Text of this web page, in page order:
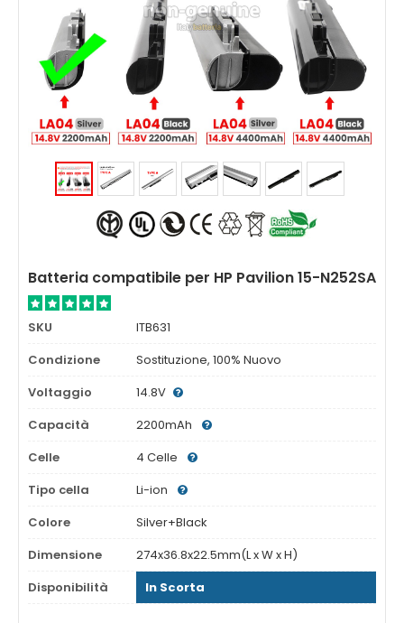
Batteria compatibile per HP Pavilion 15-N252SA
SKU
ITB631
Condizione
Sostituzione, 100% Nuovo
Voltaggio
14.8V
Capacità
2200mAh
Celle
4 Celle
Tipo cella
Li-ion
Colore
Silver+Black
Dimensione
274x36.8x22.5mm(L x W x H)
Disponibilità
In Scorta